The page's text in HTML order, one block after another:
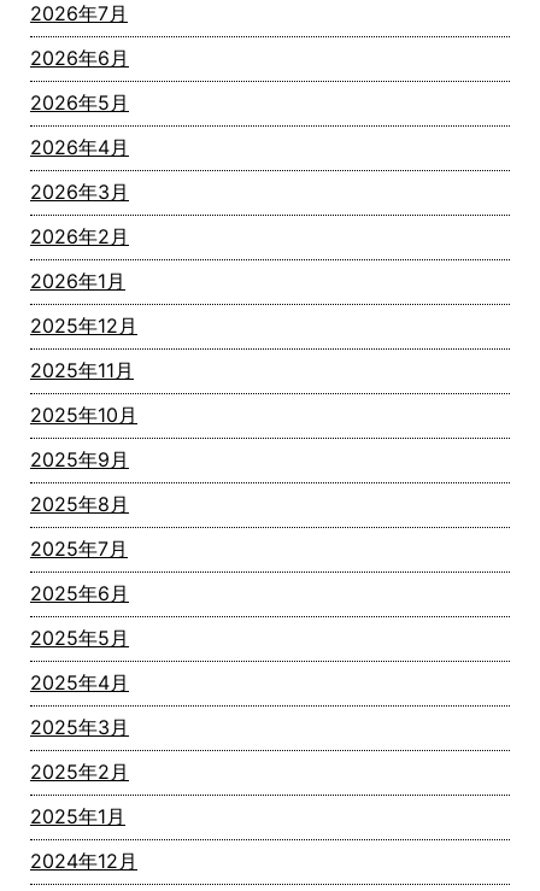
2026年7月
2026年6月
2026年5月
2026年4月
2026年3月
2026年2月
2026年1月
2025年12月
2025年11月
2025年10月
2025年9月
2025年8月
2025年7月
2025年6月
2025年5月
2025年4月
2025年3月
2025年2月
2025年1月
2024年12月